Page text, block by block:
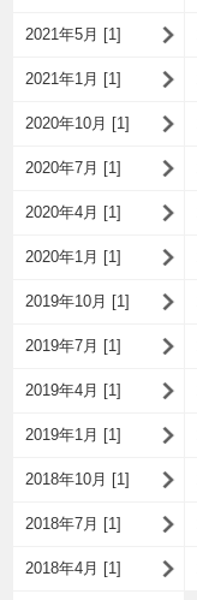
2021年5月 [1]
2021年1月 [1]
2020年10月 [1]
2020年7月 [1]
2020年4月 [1]
2020年1月 [1]
2019年10月 [1]
2019年7月 [1]
2019年4月 [1]
2019年1月 [1]
2018年10月 [1]
2018年7月 [1]
2018年4月 [1]